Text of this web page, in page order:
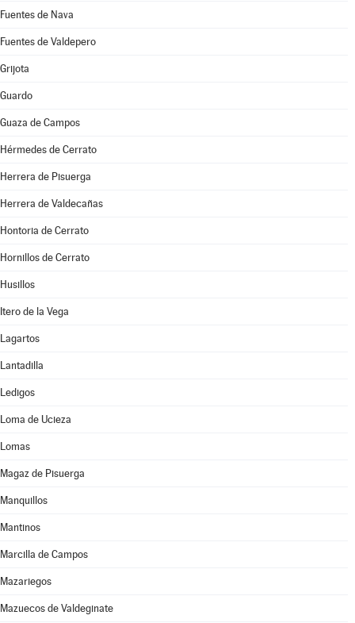
Fuentes de Nava
Fuentes de Valdepero
Grijota
Guardo
Guaza de Campos
Hérmedes de Cerrato
Herrera de Pisuerga
Herrera de Valdecañas
Hontoria de Cerrato
Hornillos de Cerrato
Husillos
Itero de la Vega
Lagartos
Lantadilla
Ledigos
Loma de Ucieza
Lomas
Magaz de Pisuerga
Manquillos
Mantinos
Marcilla de Campos
Mazariegos
Mazuecos de Valdeginate